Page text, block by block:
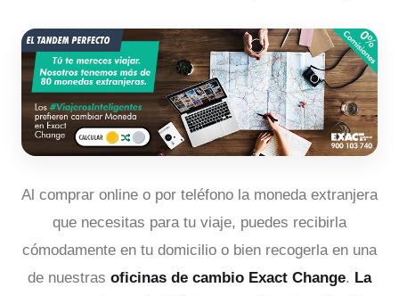
Al comprar online o por teléfono la moneda extranjera
que necesitas para tu viaje, puedes recibirla
cómodamente en tu domicilio o bien recogerla en una
de nuestras oficinas de cambio Exact Change. La